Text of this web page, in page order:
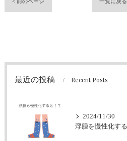
最近の投稿 Recent Posts
2024/11/30